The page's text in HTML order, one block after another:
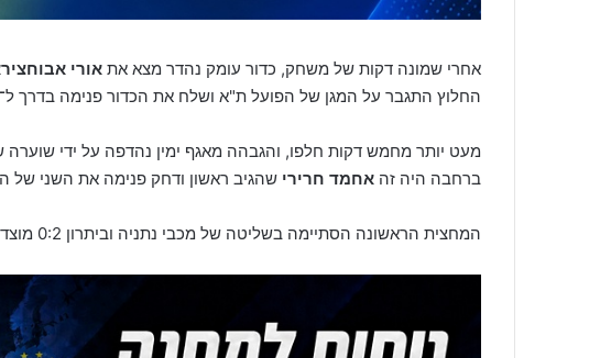
אחרי שמונה דקות של משחק, כדור עומק נהדר מצא את אורי
החלוץ התגבר על המגן של הפועל ת"א ושלח את הכדור פנימה בדרך ל־0:1 למכבי נתניה.
מעט יותר מחמש דקות חלפו, והגבהה מאגף ימין נהדפה על ידי
ברחבה היה זה אחמד חרירי שהגיב ראשון ודחק פנימה את השני של
המחצית הראשונה הסתיימה בשליטה של מכבי נתניה וביתרון 0:2 מוצדק מבחינתה.